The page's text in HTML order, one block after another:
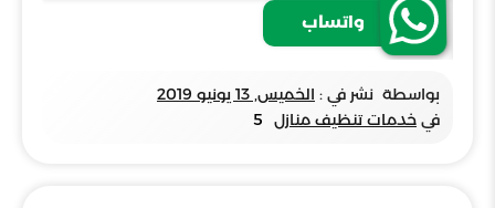
بواسطة نشر في : الخميس, 13 يونيو 2019
في خدمات تنظيف منازل 5